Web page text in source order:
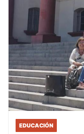
EDUCACIÓN